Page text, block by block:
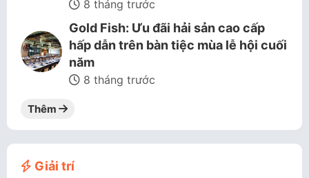
8 tháng trước
Gold Fish: Ưu đãi hải sản cao cấp
hấp dẫn trên bàn tiệc mùa lễ hội cuối
năm
8 tháng trước
Thêm
Giải trí